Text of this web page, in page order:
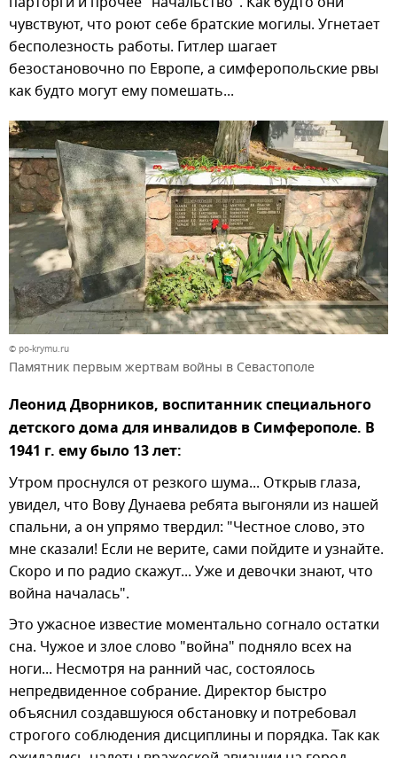
чувствуют, что роют себе братские могилы. Угнетает
бесполезность работы. Гитлер шагает
безостановочно по Европе, а симферопольские рвы
как будто могут ему помешать...
© po-krymu.ru
Памятник первым жертвам войны в Севастополе
Леонид Дворников, воспитанник специального
детского дома для инвалидов в Симферополе. В
1941 г. ему было 13 лет:
Утром проснулся от резкого шума... Открыв глаза,
увидел, что Вову Дунаева ребята выгоняли из нашей
спальни, а он упрямо твердил: "Честное слово, это
мне сказали! Если не верите, сами пойдите и узнайте.
Скоро и по радио скажут... Уже и девочки знают, что
война началась".
Это ужасное известие моментально согнало остатки
сна. Чужое и злое слово "война" подняло всех на
ноги... Несмотря на ранний час, состоялось
непредвиденное собрание. Директор быстро
объяснил создавшуюся обстановку и потребовал
строгого соблюдения дисциплины и порядка. Так как